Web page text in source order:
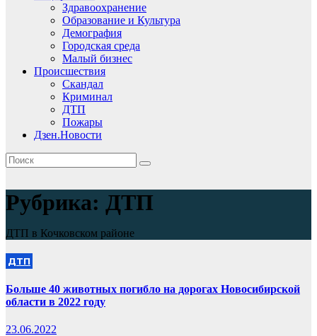
Здравоохранение
Образование и Культура
Демография
Городская среда
Малый бизнес
Происшествия
Скандал
Криминал
ДТП
Пожары
Дзен.Новости
Рубрика: ДТП
ДТП в Кочковском районе
ДТП
Больше 40 животных погибло на дорогах Новосибирской
области в 2022 году
23.06.2022